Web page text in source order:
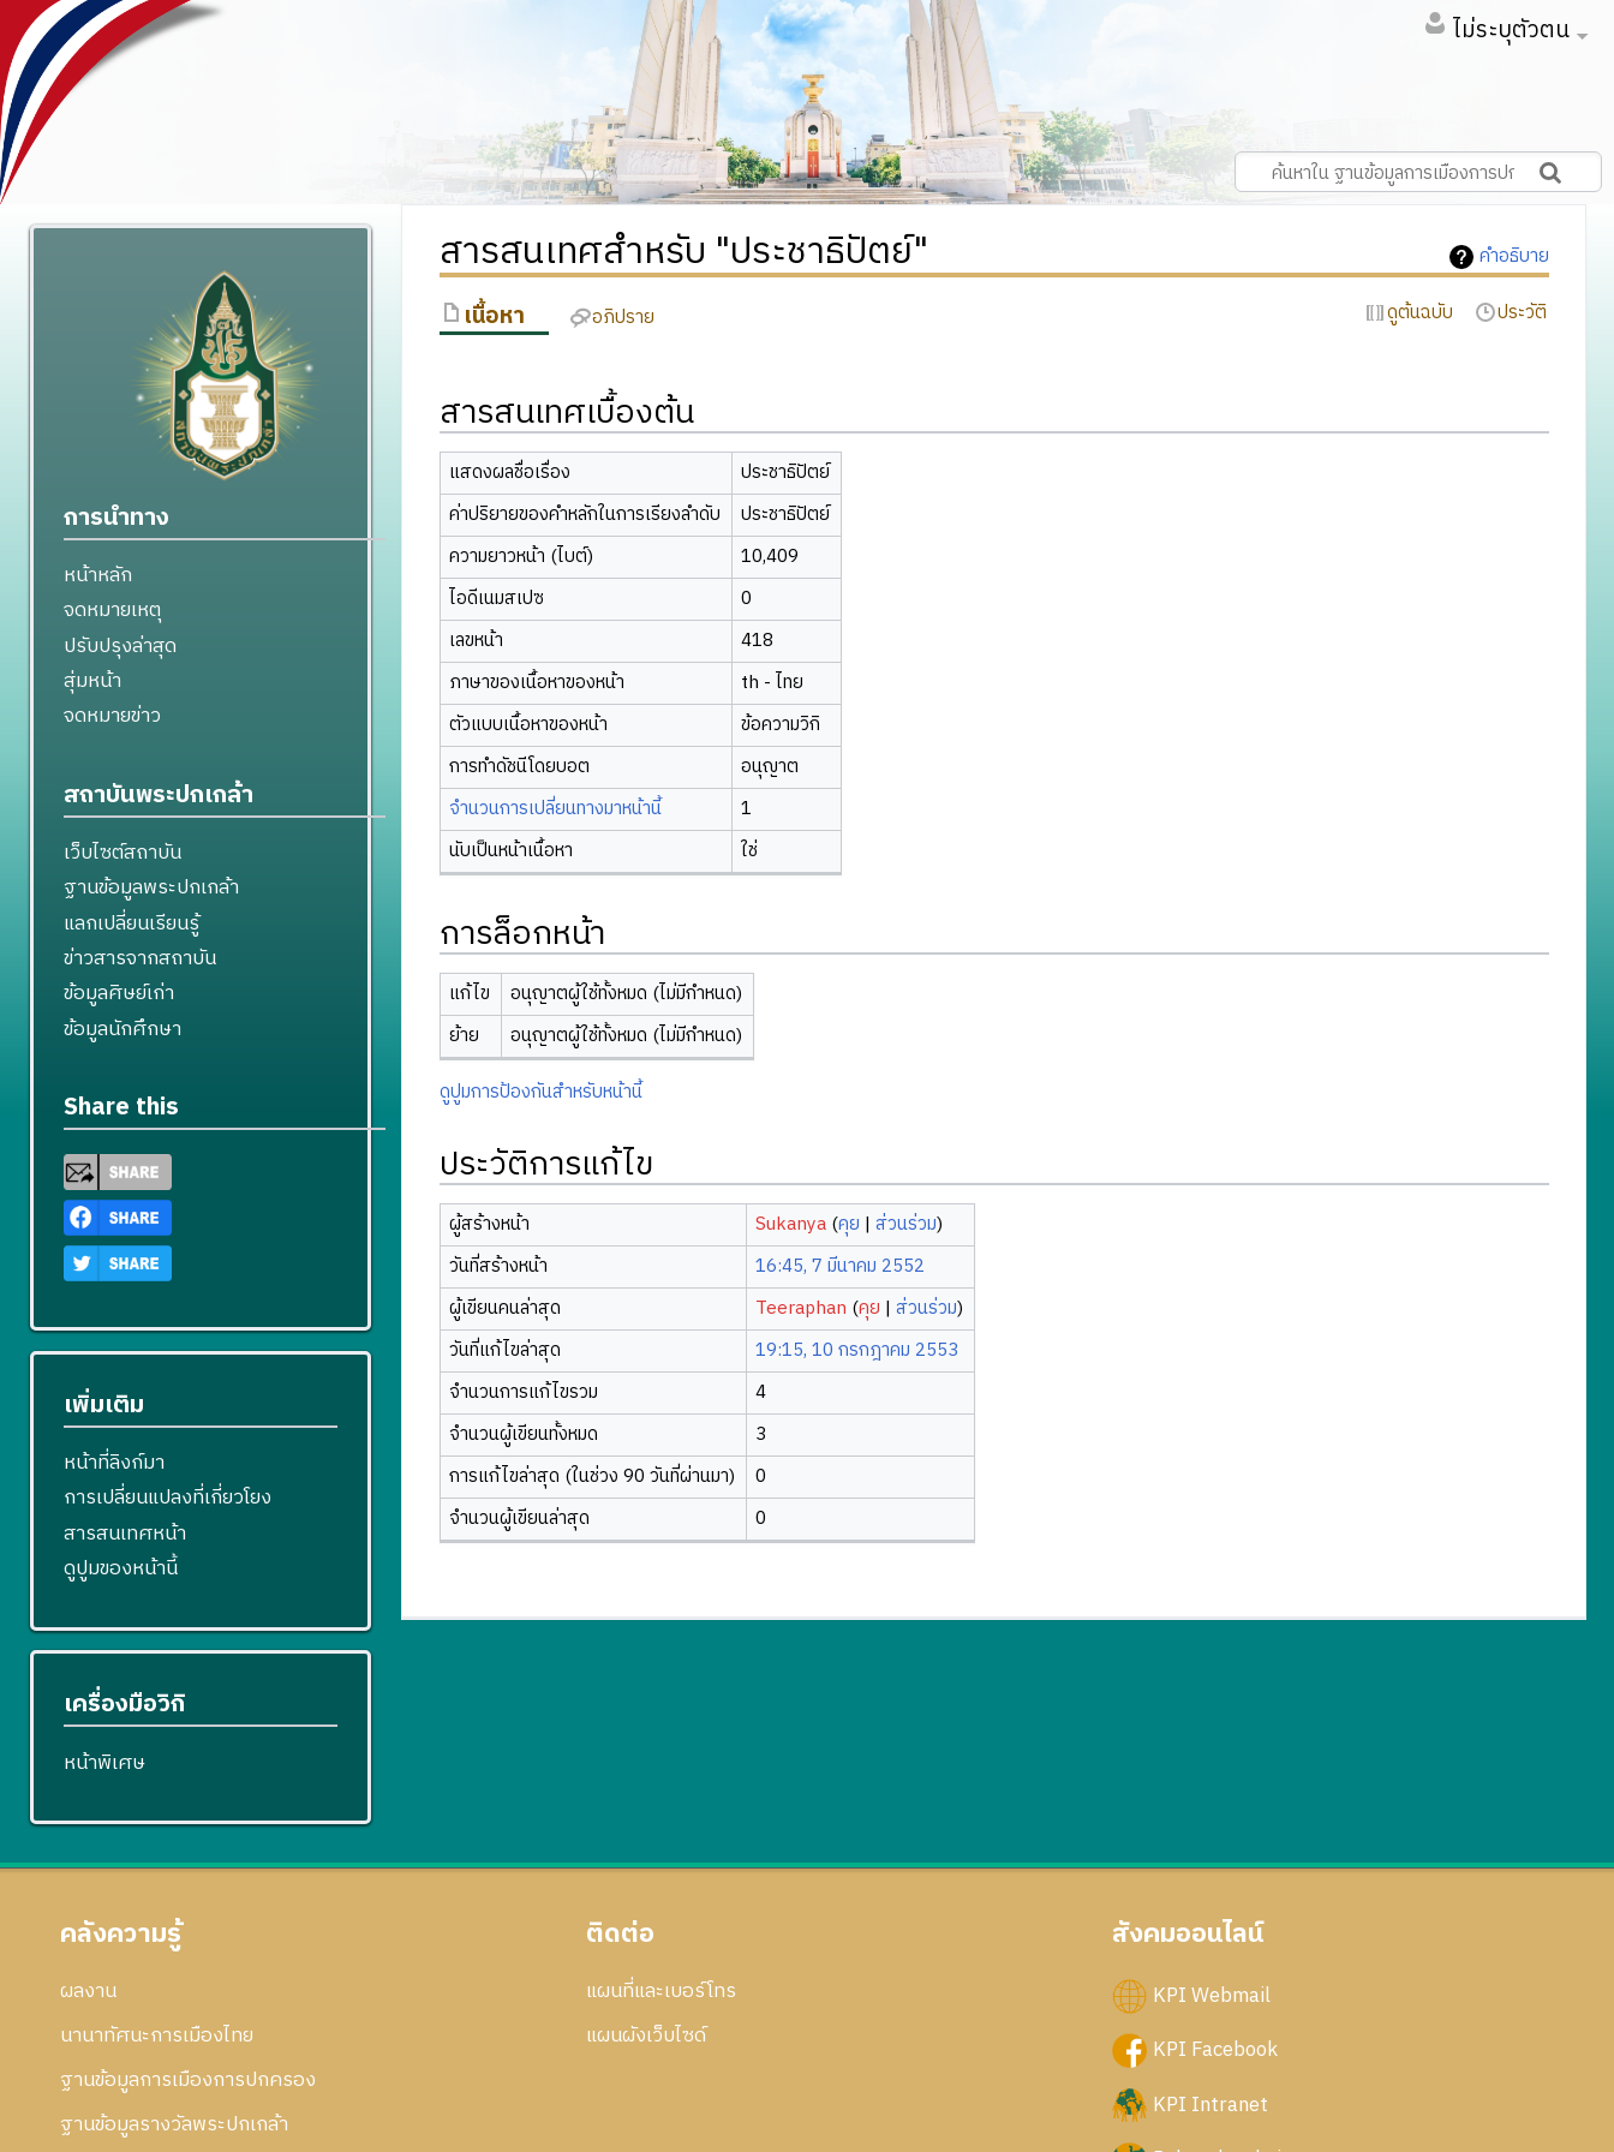
ไม่ระบุตัวตน
คำอธิบาย
สารสนเทศสำหรับ "ประชาธิปัตย์"
เนื้อหา อภิปราย ดูต้นฉบับ ประวัติ
สารสนเทศเบื้องต้น
แสดงผลชื่อเรื่อง
ประชาธิปัตย์
ค่าปริยายของคำหลักในการเรียงลำดับ
ประชาธิปัตย์
ความยาวหน้า (ไบต์)
10,409
ไอดีเนมสเปซ
0
เลขหน้า
418
ภาษาของเนื้อหาของหน้า
th - ไทย
ตัวแบบเนื้อหาของหน้า
ข้อความวิกิ
การทำดัชนีโดยบอต
อนุญาต
จำนวนการเปลี่ยนทางมาหน้านี้
1
นับเป็นหน้าเนื้อหา
ใช่
การล็อกหน้า
แก้ไข
อนุญาตผู้ใช้ทั้งหมด (ไม่มีกำหนด)
ย้าย
อนุญาตผู้ใช้ทั้งหมด (ไม่มีกำหนด)
ดูปูมการป้องกันสำหรับหน้านี้
ประวัติการแก้ไข
ผู้สร้างหน้า Sukanya (คุย |ส่วนร่วม)
วันที่สร้างหน้า
16:45, 7 มีนาคม 2552
ผู้เขียนคนล่าสุด
Teeraphan (คุย |ส่วนร่วม)
วันที่แก้ไขล่าสุด
19:15, 10 กรกฎาคม 2553
จำนวนการแก้ไขรวม
4
จำนวนผู้เขียนทั้งหมด
3
การแก้ไขล่าสุด (ในช่วง 90 วันที่ผ่านมา)
0
จำนวนผู้เขียนล่าสุด
0
การนำทาง
หน้าหลัก
จดหมายเหตุ
ปรับปรุงล่าสุด
สุ่มหน้า
จดหมายข่าว
สถาบันพระปกเกล้า
เว็บไซต์สถาบัน
ฐานข้อมูลพระปกเกล้า
แลกเปลี่ยนเรียนรู้
ข่าวสารจากสถาบัน
ข้อมูลศิษย์เก่า
ข้อมูลนักศึกษา
Share this
เพิ่มเติม
หน้าที่ลิงก์มา
การเปลี่ยนแปลงที่เกี่ยวโยง
สารสนเทศหน้า
ดูปูมของหน้านี้
เครื่องมือวิกิ
หน้าพิเศษ
คลังความรู้
ผลงาน
นานาทัศนะการเมืองไทย
ฐานข้อมูลการเมืองการปกครอง
ฐานข้อมูลรางวัลพระปกเกล้า
ติดต่อ
แผนที่และเบอร์โทร
แผนผังเว็บไซด์
สังคมออนไลน์
KPI Webmail
KPI Facebook
KPI Intranet